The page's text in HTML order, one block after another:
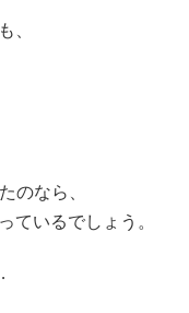
、
のなら、
ているでしょう。